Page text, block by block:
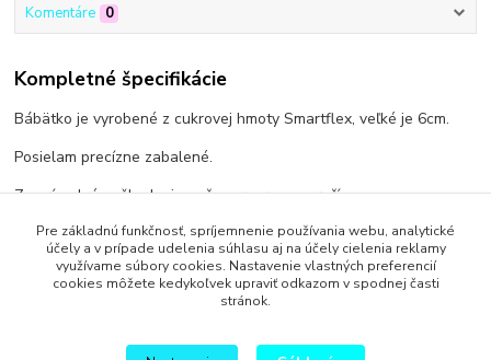
Komentáre 0
Kompletné špecifikácie
Bábätko je vyrobené z cukrovej hmoty Smartflex, veľké je 6cm.
Posielam precízne zabalené.
Za prípadné poškodenie počas prepravy neručím.
Tovar zaradený v kategóriách
Pre základnú funkčnosť, spríjemnenie používania webu, analytické
účely a v prípade udelenia súhlasu aj na účely cielenia reklamy
využívame súbory cookies. Nastavenie vlastných preferencií
cookies môžete kedykoľvek upraviť odkazom v spodnej časti
stránok.